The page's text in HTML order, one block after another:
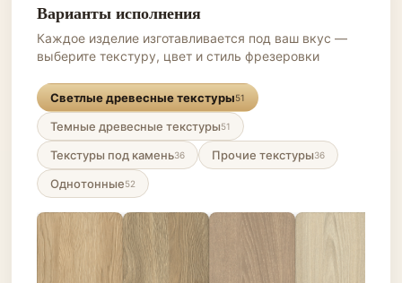
Варианты исполнения
Каждое изделие изготавливается под ваш вкус —
выберите текстуру, цвет и стиль фрезеровки
Светлые древесные текстуры51
Темные древесные текстуры51
Текстуры под камень36 Прочие текстуры36
Однотонные52